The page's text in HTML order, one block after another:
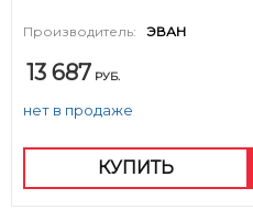
Производитель: ЭВАН
13 687 РУБ.
нет в продаже
КУПИТЬ